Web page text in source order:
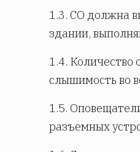
1.3. СО должна
здании,
1.4. Количество
слышимость во
1.5.
разъемных